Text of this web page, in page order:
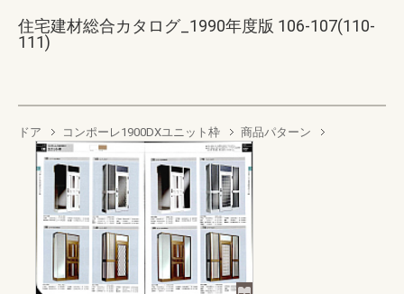
住宅建材総合カタログ_1990年度版 106-107(110-
111)
ドア コンポーレ1900DXユニット枠 商品パターン